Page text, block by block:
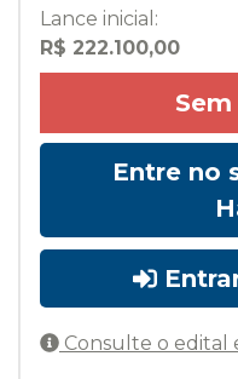
Lance inicial:
R$ 222.100,00
Entre no
Consulte o edital